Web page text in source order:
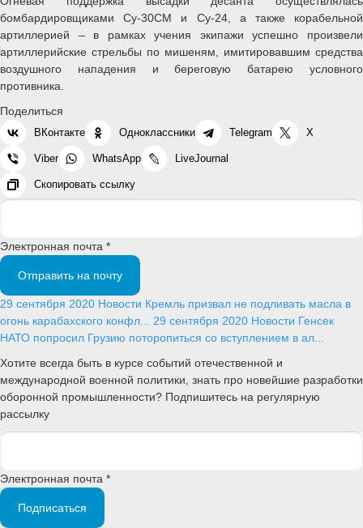
бомбардировщиками Су-30СМ и Су-24, а также корабельной
артиллерией – в рамках учения экипажи успешно произвели
артиллерийские стрельбы по мишеням, имитировавшим средства
воздушного нападения и береговую батарею условного
противника.
Поделиться
ВКонтакте Одноклассники Telegram X
Viber WhatsApp LiveJournal
Скопировать ссылку
Электронная почта *
Отправить на почту
29 сентября 2020 Новости Кремль призвал не подливать масла в
огонь карабахского конфл... 29 сентября 2020 Новости Генсек
НАТО попросил Грузию поторопиться со вступлением в ал...
Хотите всегда быть в курсе событий отечественной и
международной военной политики, знать про новейшие разработки
оборонной промышленности? Подпишитесь на регулярную
рассылку
Электронная почта *
Подписаться